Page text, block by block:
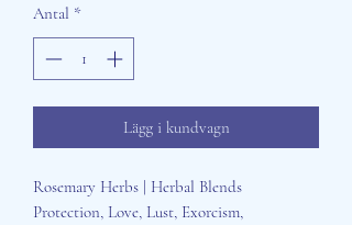
Antal *
Lägg i kundvagn
Rosemary Herbs | Herbal Blends
Protection, Love, Lust, Exorcism,